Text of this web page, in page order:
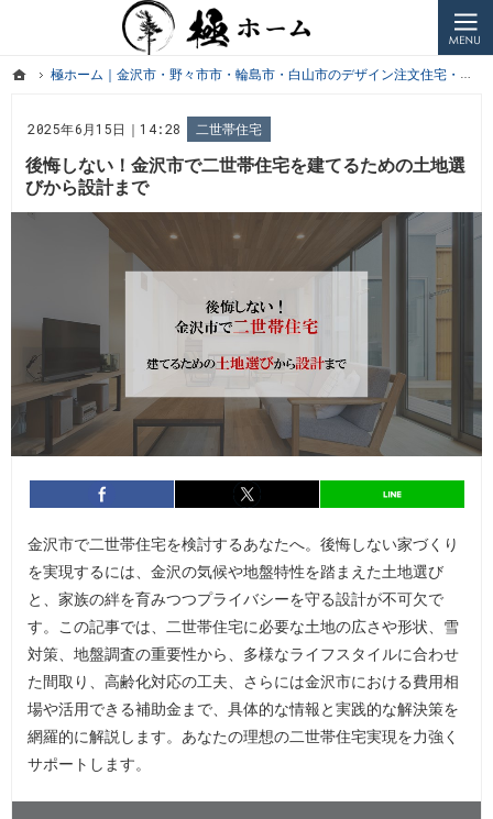
極ホーム｜金沢市・野々市市・輪島市・白山市のデザイン注文住宅・高気密高断熱住宅・ペットと暮らす家・リフォームを手がける工務店のお役立ちコラム
2025年6月15日｜14:28 二世帯住宅
後悔しない！金沢市で二世帯住宅を建てるための土地選
びから設計まで
プロの目線からご提案。金沢市・野々市・白山市・かほく市などのデザイン注文住宅・高気密高
極ホームコラム｜金沢市・野々市市・白山市・かほく市などの新築戸建・注文住宅、ペットと暮ら
entry693 entry693
金沢市で二世帯住宅を検討するあなたへ。後悔しない家づくり
を実現するには、金沢の気候や地盤特性を踏まえた土地選び
と、家族の絆を育みつつプライバシーを守る設計が不可欠で
す。この記事では、二世帯住宅に必要な土地の広さや形状、雪
対策、地盤調査の重要性から、多様なライフスタイルに合わせ
た間取り、高齢化対応の工夫、さらには金沢市における費用相
場や活用できる補助金まで、具体的な情報と実践的な解決策を
網羅的に解説します。あなたの理想の二世帯住宅実現を力強く
サポートします。
ホーム
極ホーム｜金沢市・野々市市・輪島市・白山市のデザイン注文住宅・高気密高断熱住宅・ペットと暮らす家・リフォームを手がける工務店のお役立ちコラム